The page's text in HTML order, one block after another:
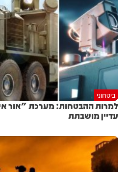
ביטחוני
למרות ההבטחות: מערכת "אור
עדיין מושבתת